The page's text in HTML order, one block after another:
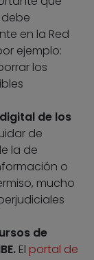
en la Red
ejemplo:
los
de los
de
la de
o
mucho
de
El portal de